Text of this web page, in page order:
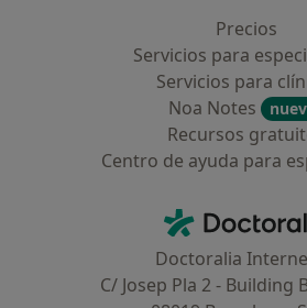
Precios
Servicios para
Servicios para
Noa Notes
Recursos
Centro de ayuda para
Doctoralia
C/ Josep Pla 2 - Building